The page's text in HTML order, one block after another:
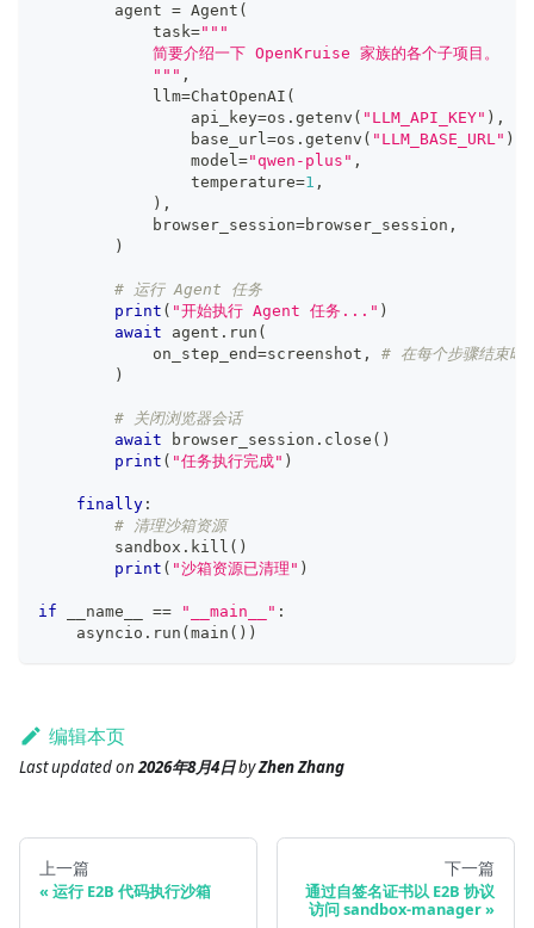
        agent
= Agent (
            task
="""
            简要介绍一下 OpenKruise 家族的各个子项目。
            """
,
            llm
=ChatOpenAI (
                api_key
=os . getenv ( "LLM_API_KEY" ) ,
                base_url
=os . getenv ( "LLM_BASE_URL" )
                model
="qwen-plus" ,
                temperature
=1 ,
) ,
            browser_session
=browser_session ,
)
# 运行 Agent 任务
print ( "开始执行 Agent 任务..." )
await agent . run (
            on_step_end
=screenshot ,
# 在每个步骤结束
)
# 关闭浏览器会话
await browser_session . close ( )
print ( "任务执行完成" )
finally :
# 清理沙箱资源
        sandbox
. kill ( )
print ( "沙箱资源已清理" )
if __name__ == "__main__" :
    asyncio
. run ( main ( ) )
编辑本页
Last updatedon2026年8月4日byZhen Zhang
上一篇
运行 E2B 代码执行沙箱
下一篇
通过自签名证书以 E2B 协议
访问 sandbox-manager